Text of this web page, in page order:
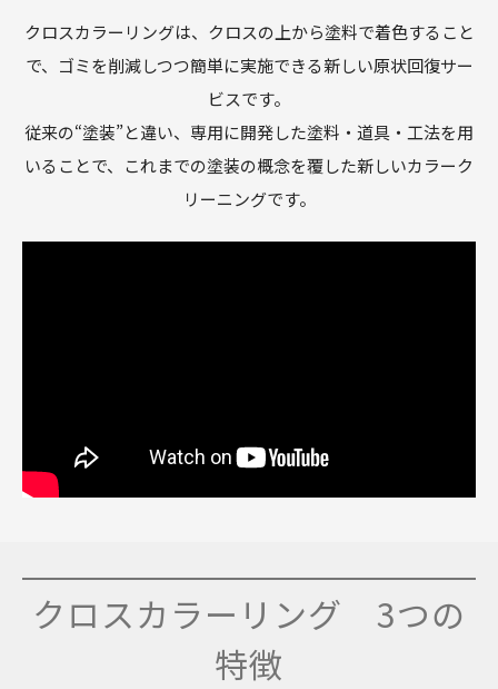
クロスカラーリングは、クロスの上から塗料で着色すること
で、ゴミを削減しつつ簡単に実施できる新しい原状回復サー
ビスです。
従来の“塗装”と違い、専用に開発した塗料・道具・工法を用
いることで、これまでの塗装の概念を覆した新しいカラーク
リーニングです。
クロスカラーリング 3つの
特徴